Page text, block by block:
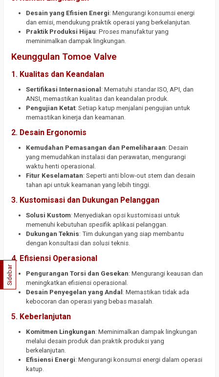
Desain yang Efisien Energi: Mengurangi konsumsi energi
dan emisi, mendukung praktik operasi yang berkelanjutan.
Praktik Produksi Hijau: Proses manufaktur yang
meminimalkan dampak lingkungan.
Keunggulan Tomoe Valve
1. Kualitas dan Keandalan
Sertifikasi Internasional: Mematuhi standar ISO, API, dan
ANSI, memastikan kualitas dan keandalan produk.
Pengujian Ketat: Setiap katup menjalani pengujian untuk
memastikan kinerja dan keamanan.
2. Desain Ergonomis
Kemudahan Pemasangan dan Pemeliharaan: Desain
yang memudahkan instalasi dan perawatan, mengurangi
waktu henti operasional.
Fitur Keselamatan: Seperti anti blow-out stem dan desain
tahan api untuk keamanan yang lebih tinggi.
3. Kustomisasi dan Dukungan Pelanggan
Solusi Kustom: Menyediakan opsi kustomisasi untuk
memenuhi kebutuhan spesifik aplikasi pelanggan.
Dukungan Teknis: Tim dukungan yang siap membantu
dengan konsultasi dan solusi teknis.
4. Efisiensi Operasional
Pengurangan Torsi dan Gesekan: Mengurangi keausan dan
meningkatkan efisiensi operasional.
Desain Penyegelan yang Andal: Memastikan tidak ada
kebocoran dan operasi yang bebas masalah.
5. Keberlanjutan
Komitmen Lingkungan: Meminimalkan dampak lingkungan
melalui desain produk dan praktik produksi yang
berkelanjutan.
Efisiensi Energi: Mengurangi konsumsi energi dalam operasi
katup.
Sidebar